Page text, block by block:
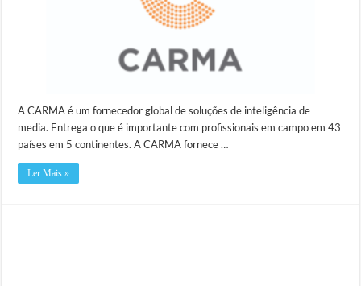
A CARMA é um fornecedor global de soluções de inteligência de
media. Entrega o que é importante com profissionais em campo em 43
países em 5 continentes. A CARMA fornece …
Ler Mais »